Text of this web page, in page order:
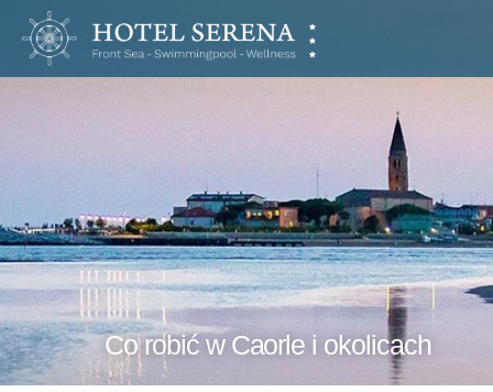
Hotel
Co robić w Caorle i okolicach